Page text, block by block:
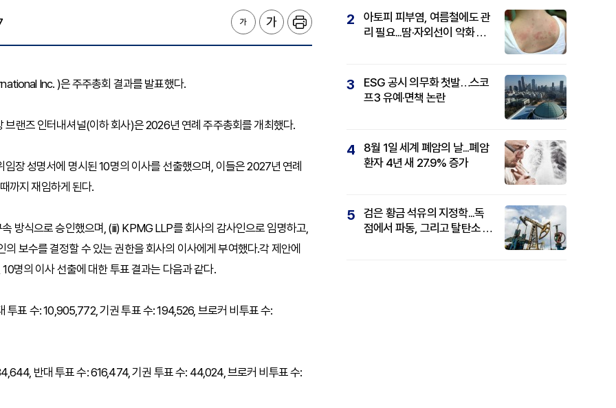
Inc. )은 주주총회 결과를 발표했다.
랜즈 인터내셔널(이하 회사)은 2026년 연례 주주총회를 개최했다.
장 성명서에 명시된 10명의 이사를 선출했으며, 이들은 2027년 연례
까지 재임하게 된다.
방식으로 승인했으며, (iii) KPMG LLP를 회사의 감사인으로 임명하고,
보수를 결정할 수 있는 권한을 회사의 이사에게 부여했다.각 제안에
명의 이사 선출에 대한 투표 결과는 다음과 같다.
표 수: 10,905,772, 기권 투표 수: 194,526, 브로커 비투표 수:
반대 투표 수: 616,474, 기권 투표 수: 44,024, 브로커 비투표 수:
2
아토피 피부염, 여름철에도 관
리 필요...땀·자외선이 악화 요
3
ESG 공시 의무화 첫발…스코
프3 유예·면책 논란
4
8월 1일 세계 폐암의 날...폐암
환자 4년 새 27.9% 증가
5
검은 황금 석유의 지정학...독
점에서 파동, 그리고 탈탄소 패